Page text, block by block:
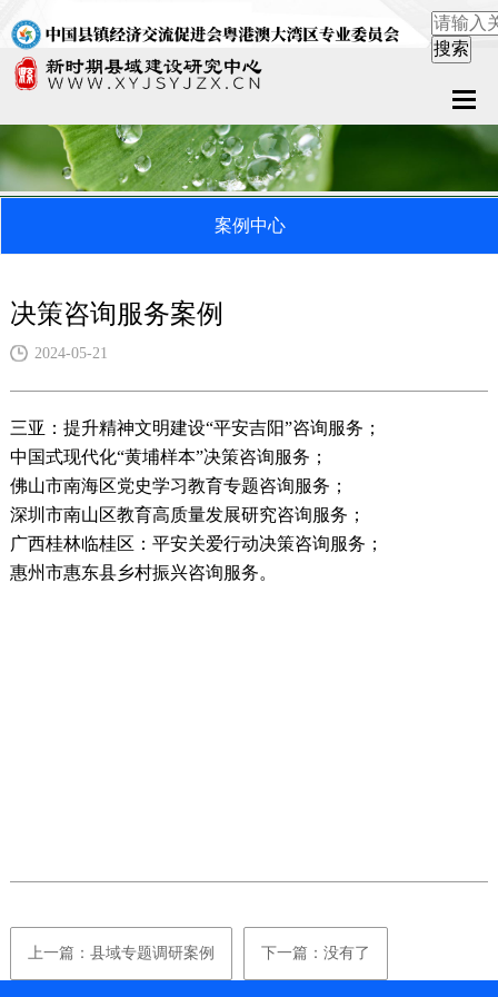
关于中心
案例中心
在线留言
案例中心
决策咨询服务案例
2024-05-21
三亚：提升精神文明建设“平安吉阳”咨询服务；
中国式现代化“黄埔样本”决策咨询服务；
佛山市南海区党史学习教育专题咨询服务；
深圳市南山区教育高质量发展研究咨询服务；
广西桂林临桂区：平安关爱行动决策咨询服务；
惠州市惠东县乡村振兴咨询服务。
上一篇：县域专题调研案例 下一篇：没有了